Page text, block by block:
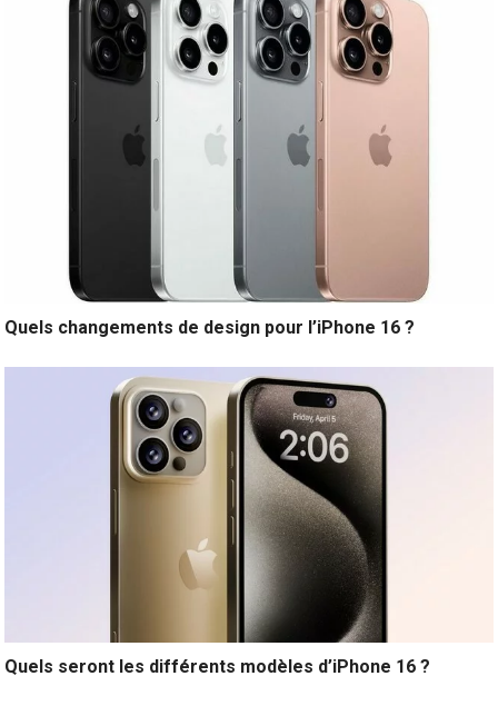
Quels changements de design pour l’iPhone 16 ?
Quels seront les différents modèles d’iPhone 16 ?